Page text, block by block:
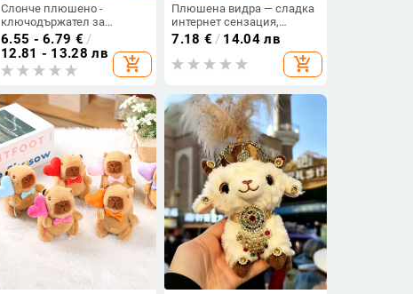
Слонче плюшено -
ключодържател за
раница, талисман и
подарък
6.55 - 6.79 € /
12.81 - 13.28 лв
add_shopping_cart
Плюшена видра — сладка
интернет сензация,
висулка за чанта и
ключодържател
7.18 € / 14.04 лв
add_shopping_cart